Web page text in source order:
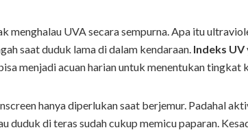
menghalau UVA secara sempurna. Apa itu
saat duduk lama di dalam kendaraan. Indeks UV
menjadi acuan harian untuk menentukan tingkat
hanya diperlukan saat berjemur. Padahal
duduk di teras sudah cukup memicu paparan.